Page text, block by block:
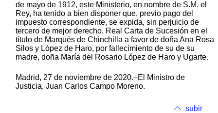
de mayo de 1912, este Ministerio, en nombre de S.M. el
Rey, ha tenido a bien disponer que, previo pago del
impuesto correspondiente, se expida, sin perjuicio de
tercero de mejor derecho, Real Carta de Sucesión en el
título de Marqués de Chinchilla a favor de doña Ana Rosa
Silos y López de Haro, por fallecimiento de su de su
madre, doña María del Rosario López de Haro y Ugarte.
Madrid, 27 de noviembre de 2020.–El Ministro de
Justicia, Juan Carlos Campo Moreno.
subir